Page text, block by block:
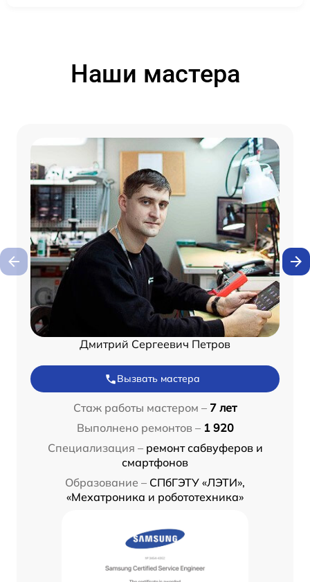
Наши мастера
Дмитрий Сергеевич Петров
Вызвать мастера
Стаж работы мастером – 7 лет
Выполнено ремонтов – 1 920
Специализация – ремонт сабвуферов и
смартфонов
Образование – СПбГЭТУ «ЛЭТИ»,
«Мехатроника и робототехника»